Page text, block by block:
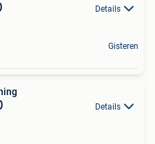
Details
Gisteren
Details